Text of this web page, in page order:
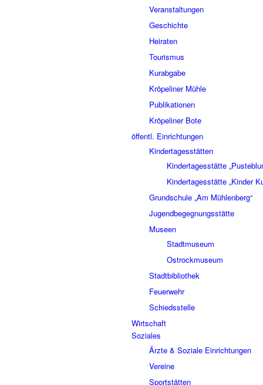
Veranstaltungen
Geschichte
Heiraten
Tourismus
Kurabgabe
Kröpeliner Mühle
Publikationen
Kröpeliner Bote
öffentl. Einrichtungen
Kindertagesstätten
Kindertagesstätte
Kindertagesstätte „Kinder
Grundschule „Am Mühlenberg“
Jugendbegegnungsstätte
Museen
Stadtmuseum
Ostrockmuseum
Stadtbibliothek
Feuerwehr
Schiedsstelle
Wirtschaft
Soziales
Ärzte & Soziale Einrichtungen
Vereine
Sportstätten